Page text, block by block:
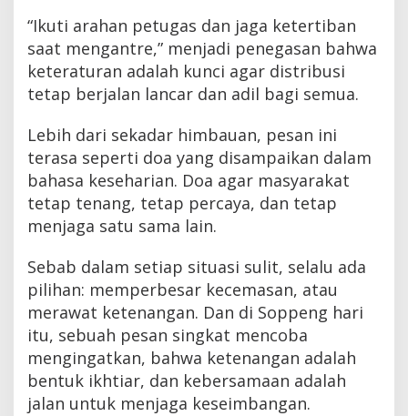
“Ikuti arahan petugas dan jaga ketertiban
saat mengantre,” menjadi penegasan bahwa
keteraturan adalah kunci agar distribusi
tetap berjalan lancar dan adil bagi semua.
Lebih dari sekadar himbauan, pesan ini
terasa seperti doa yang disampaikan dalam
bahasa keseharian. Doa agar masyarakat
tetap tenang, tetap percaya, dan tetap
menjaga satu sama lain.
Sebab dalam setiap situasi sulit, selalu ada
pilihan: memperbesar kecemasan, atau
merawat ketenangan. Dan di Soppeng hari
itu, sebuah pesan singkat mencoba
mengingatkan, bahwa ketenangan adalah
bentuk ikhtiar, dan kebersamaan adalah
jalan untuk menjaga keseimbangan.